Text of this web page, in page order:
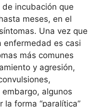
incubación que
meses, en el
Una vez que
enfermedad es casi
más comunes
y agresión,
algunos
la forma “paralítica”